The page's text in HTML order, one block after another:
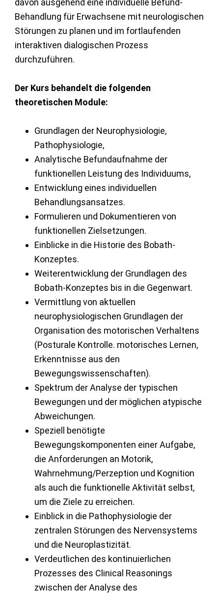
davon ausgehend eine individuelle Befund-
Behandlung für Erwachsene mit neurologischen
Störungen zu planen und im fortlaufenden
interaktiven dialogischen Prozess
durchzuführen.
Der Kurs behandelt die folgenden
theoretischen Module:
Grundlagen der Neurophysiologie,
Pathophysiologie,
Analytische Befundaufnahme der
funktionellen Leistung des Individuums,
Entwicklung eines individuellen
Behandlungsansatzes.
Formulieren und Dokumentieren von
funktionellen Zielsetzungen.
Einblicke in die Historie des Bobath-
Konzeptes.
Weiterentwicklung der Grundlagen des
Bobath-Konzeptes bis in die Gegenwart.
Vermittlung von aktuellen
neurophysiologischen Grundlagen der
Organisation des motorischen Verhaltens
(Posturale Kontrolle. motorisches Lernen,
Erkenntnisse aus den
Bewegungswissenschaften).
Spektrum der Analyse der typischen
Bewegungen und der möglichen atypische
Abweichungen.
Speziell benötigte
Bewegungskomponenten einer Aufgabe,
die Anforderungen an Motorik,
Wahrnehmung/Perzeption und Kognition
als auch die funktionelle Aktivität selbst,
um die Ziele zu erreichen.
Einblick in die Pathophysiologie der
zentralen Störungen des Nervensystems
und die Neuroplastizität.
Verdeutlichen des kontinuierlichen
Prozesses des Clinical Reasonings
zwischen der Analyse des